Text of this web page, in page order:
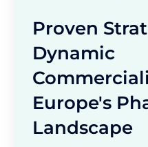
Proven
Dynamic
Europe's
Landscape